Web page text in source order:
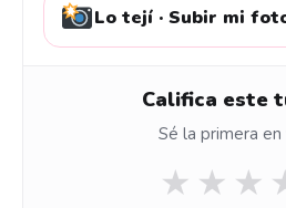
Lo tejí · Subir mi
Califica este
Sé la primera
★ ★ ★